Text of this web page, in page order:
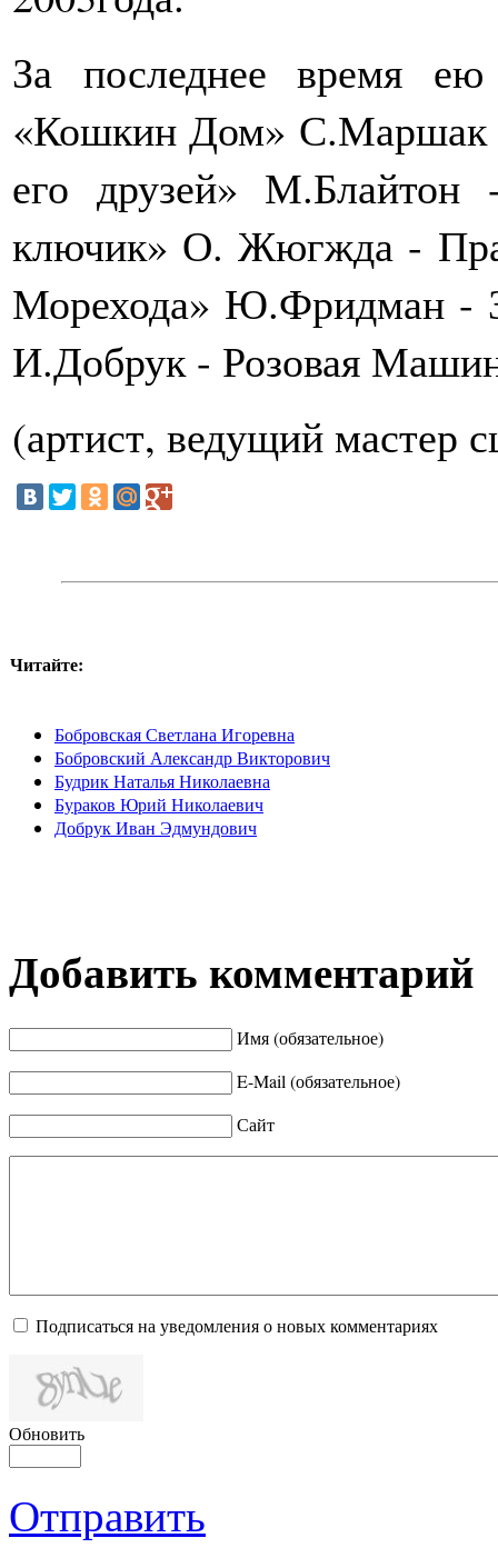
За последнее время
«Кошкин Дом» С.Маршак
его друзей»
ключик» О. Жюгжда -
Морехода» Ю.Фридман -
И.Добрук - Розовая
(артист, ведущий мастер
Читайте:
Бобровская Светлана Игоревна
Бобровский Александр Викторович
Будрик Наталья Николаевна
Бураков Юрий Николаевич
Добрук Иван Эдмундович
Добавить комментарий
Имя (обязательное)
E-Mail (обязательное)
Сайт
Подписаться на уведомления о новых комментариях
Обновить
Отправить